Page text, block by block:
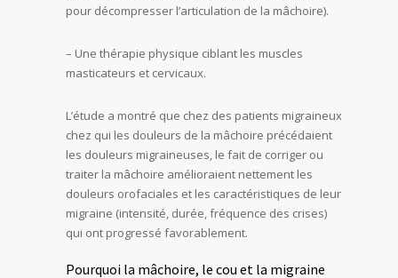
pour décompresser l’articulation de la mâchoire).
– Une thérapie physique ciblant les muscles
masticateurs et cervicaux.
L’étude a montré que chez des patients migraineux
chez qui les douleurs de la mâchoire précédaient
les douleurs migraineuses, le fait de corriger ou
traiter la mâchoire amélioraient nettement les
douleurs orofaciales et les caractéristiques de leur
migraine (intensité, durée, fréquence des crises)
qui ont progressé favorablement.
Pourquoi la mâchoire, le cou et la migraine